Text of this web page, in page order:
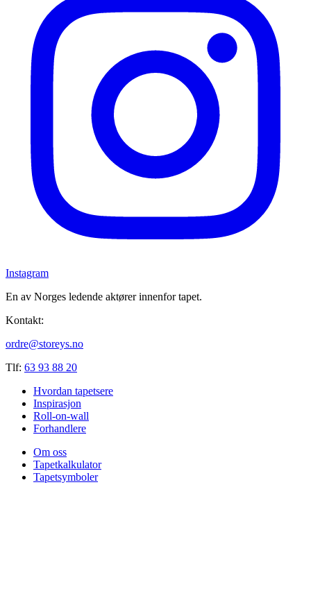
Instagram
En av Norges ledende aktører innenfor tapet.
Kontakt:
ordre@storeys.no
Tlf: 63 93 88 20
Hvordan tapetsere
Inspirasjon
Roll-on-wall
Forhandlere
Om oss
Tapetkalkulator
Tapetsymboler